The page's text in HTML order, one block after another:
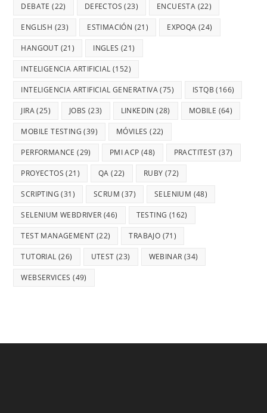
DEBATE (22) DEFECTOS (23) ENCUESTA (22)
ENGLISH (23) ESTIMACIÓN (21) EXPOQA (24)
HANGOUT (21) INGLES (21)
INTELIGENCIA ARTIFICIAL (152)
INTELIGENCIA ARTIFICIAL GENERATIVA(75) ISTQB (166)
JIRA(25) JOBS (23) LINKEDIN (28) MOBILE (64)
MOBILE TESTING (39) MÓVILES (22)
PERFORMANCE (29) PMI ACP (48) PRACTITEST (37)
PROYECTOS (21) QA (22) RUBY (72)
SCRIPTING (31) SCRUM (37) SELENIUM (48)
SELENIUM WEBDRIVER (46) TESTING (162)
TEST MANAGEMENT (22) TRABAJO (71)
TUTORIAL (26) UTEST (23) WEBINAR (34)
WEBSERVICES (49)